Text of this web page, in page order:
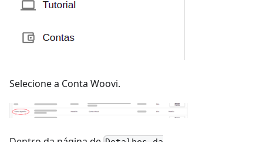
Selecione a Conta Woovi.